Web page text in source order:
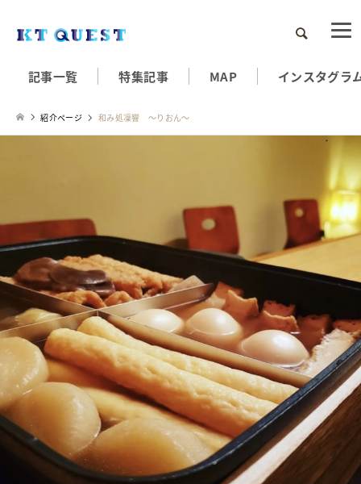
検索
記事一覧 特集記事 MAP インスタグラ
紹介ページ 和み処凜響 〜りおん〜